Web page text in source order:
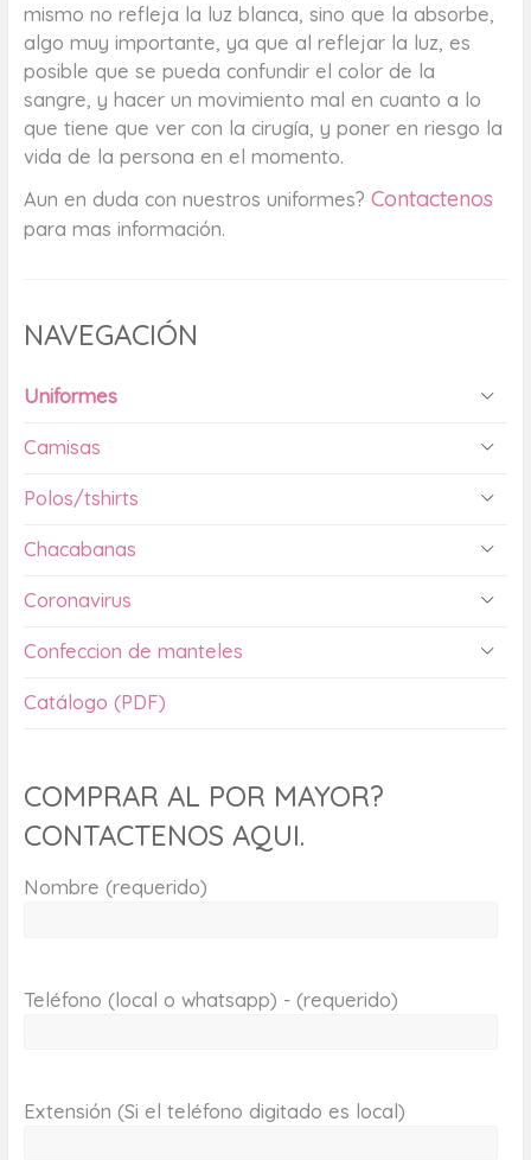
mismo no refleja la luz blanca, sino que la absorbe,
algo muy importante, ya que al reflejar la luz, es
posible que se pueda confundir el color de la
sangre, y hacer un movimiento mal en cuanto a lo
que tiene que ver con la cirugía, y poner en riesgo la
vida de la persona en el momento.
Aun en duda con nuestros uniformes? Contactenos
para mas información.
NAVEGACIÓN
Uniformes
Camisas
Polos/tshirts
Chacabanas
Coronavirus
Confeccion de manteles
Catálogo (PDF)
COMPRAR AL POR MAYOR?
CONTACTENOS AQUI.
Nombre (requerido)
Teléfono (local o whatsapp) - (requerido)
Extensión (Si el teléfono digitado es local)